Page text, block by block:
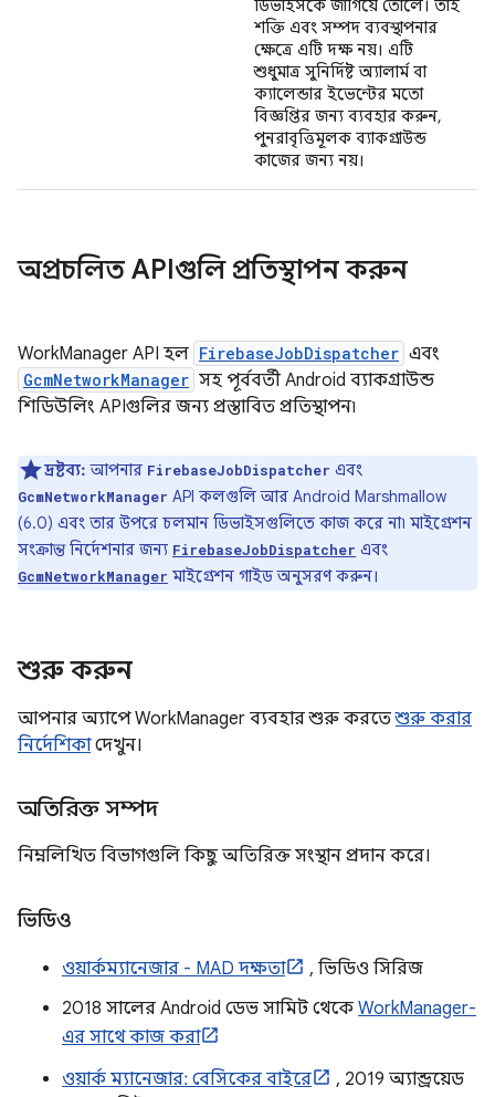
ডিভাইসকে জাগিয়ে তোলে। তাই
শক্তি এবং সম্পদ ব্যবস্থাপনার
ক্ষেত্রে এটি দক্ষ নয়। এটি
শুধুমাত্র সুনির্দিষ্ট অ্যালার্ম বা
ক্যালেন্ডার ইভেন্টের মতো
বিজ্ঞপ্তির জন্য ব্যবহার করুন,
পুনরাবৃত্তিমূলক ব্যাকগ্রাউন্ড
কাজের জন্য নয়।
অপ্রচলিত APIগুলি প্রতিস্থাপন করুন
WorkManager API হল FirebaseJobDispatcher এবং
GcmNetworkManager সহ পূর্ববর্তী Android ব্যাকগ্রাউন্ড
শিডিউলিং APIগুলির জন্য প্রস্তাবিত প্রতিস্থাপন৷
দ্রষ্টব্য: আপনার FirebaseJobDispatcher এবং
GcmNetworkManager API কলগুলি আর Android Marshmallow
(6.0) এবং তার উপরে চলমান ডিভাইসগুলিতে কাজ করে না৷ মাইগ্রেশন
সংক্রান্ত নির্দেশনার জন্য FirebaseJobDispatcher এবং
GcmNetworkManager মাইগ্রেশন গাইড অনুসরণ করুন।
শুরু করুন
আপনার অ্যাপে WorkManager ব্যবহার শুরু করতেশুরু করার
নির্দেশিকাদেখুন।
অতিরিক্ত সম্পদ
নিম্নলিখিত বিভাগগুলি কিছু অতিরিক্ত সংস্থান প্রদান করে।
ভিডিও
ওয়ার্কম্যানেজার - MAD দক্ষতা
, ভিডিও সিরিজ
2018 সালের Android ডেভ সামিট থেকে WorkManager-
এর সাথে কাজ করা
ওয়ার্ক ম্যানেজার: বেসিকের বাইরে
, 2019 অ্যান্ড্রয়েড